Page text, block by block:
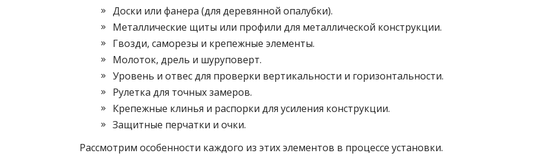
Доски или фанера (для деревянной опалубки).
Металлические щиты или профили для металлической конструкции.
Гвозди, саморезы и крепежные элементы.
Молоток, дрель и шуруповерт.
Уровень и отвес для проверки вертикальности и горизонтальности.
Рулетка для точных замеров.
Крепежные клинья и распорки для усиления конструкции.
Защитные перчатки и очки.
Рассмотрим особенности каждого из этих элементов в процессе установки.